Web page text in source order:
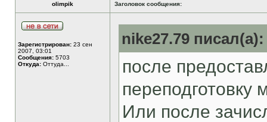
olimpik Заголовок сообщения:
Зарегистрирован: 23 сен
2007, 03:01
Сообщения: 5703
Откуда: Оттуда...
nike27.79 писал(а):
после
переподготовку
Или после